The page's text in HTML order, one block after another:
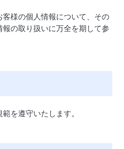
様の個人情報について、その
の取り扱いに万全を期して参
を遵守いたします。